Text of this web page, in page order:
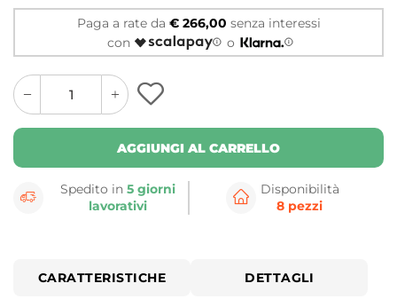
Paga a rate da € 266,00 senza interessi
con
o
quantity
button
quantity
minus
button
AGGIUNGI AL CARRELLO
Spedito in5 giorni
lavorativi
Disponibilità
8 pezzi
CARATTERISTICHE DETTAGLI